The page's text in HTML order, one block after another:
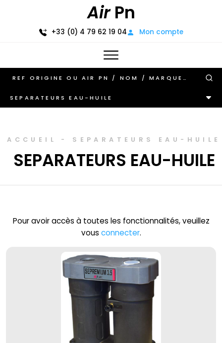
AirPn
+33 (0) 4 79 62 19 04 Mon compte
SEPARATEURS EAU-HUILE
ACCUEIL - SEPARATEURS EAU-HUILE
SEPARATEURS EAU-HUILE
Pour avoir accès à toutes les fonctionnalités, veuillez
vous connecter.